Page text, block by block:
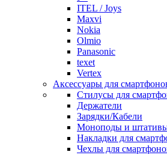
ITEL / Joys
Maxvi
Nokia
Olmio
Panasonic
texet
Vertex
Аксессуары для
Стилусы для
Держатели
Зарядки/Кабели
Моноподы и
Накладки для
Чехлы для